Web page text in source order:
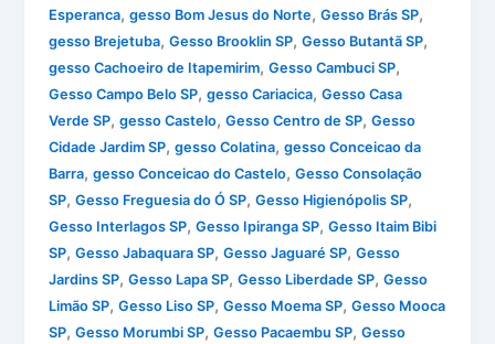
Esperanca,gesso Bom Jesus do Norte,Gesso Brás SP,
gesso Brejetuba,Gesso Brooklin SP,Gesso Butantã SP,
gesso Cachoeiro de Itapemirim,Gesso Cambuci SP,
Gesso Campo Belo SP,gesso Cariacica,Gesso Casa
Verde SP,gesso Castelo,Gesso Centro de SP,Gesso
Cidade Jardim SP,gesso Colatina,gesso Conceicao da
Barra,gesso Conceicao do Castelo,Gesso Consolação
SP,Gesso Freguesia do Ó SP,Gesso Higienópolis SP,
Gesso Interlagos SP,Gesso Ipiranga SP,Gesso Itaim Bibi
SP,Gesso Jabaquara SP,Gesso Jaguaré SP,Gesso
Jardins SP,Gesso Lapa SP,Gesso Liberdade SP,Gesso
Limão SP,Gesso Liso SP,Gesso Moema SP,Gesso Mooca
SP,Gesso Morumbi SP,Gesso Pacaembu SP,Gesso